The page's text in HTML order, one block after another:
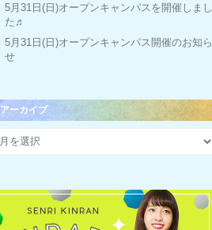
5月31日(日)オープンキャンパスを開催しまし
た♬
5月31日(日)オープンキャンパス開催のお知ら
せ
アーカイブ